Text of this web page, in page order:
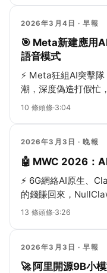
2026年3月4日 · 早報
🎯 Meta新建應用
語音模式
⚡ Meta狂組AI突擊
潮，深度偽造打假忙
燙！
10 條頭條·3:04
2026年3月3日 · 晚報
🤖 MWC 2026：
⚡ 6G網絡AI原生、
的錢賺回來，
Forge秀專業通用雙
13 條頭條·3:26
2026年3月3日 · 早報
🚀 阿里開源9B小